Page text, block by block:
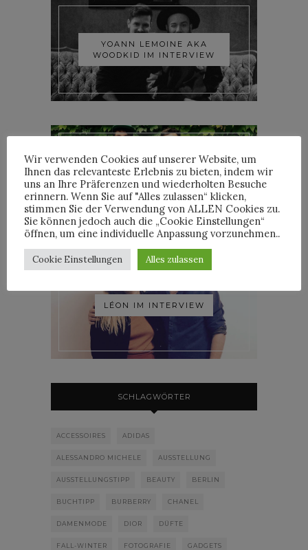
YOANN LEMOINE AKA
WOODKID IM INTERVIEW
ROOSEVELT IM INTERVIEW
LÉON IM INTERVIEW
SCHLAGWÖRTER
ACCESSOIRES ADIDAS
ALESSANDRO MICHELE AUSSTELLUNG
AUSSTELLUNGSTIPP BEAUTY BERLIN
BUCHTIPP BURBERRY CHANEL
DAMENMODE DIOR DÜFTE
FALL-WINTER FOTOGRAFIE GADGETS
Wir verwenden Cookies auf unserer Website, um
Ihnen das relevanteste Erlebnis zu bieten, indem wir
uns an Ihre Präferenzen und wiederholten Besuche
erinnern. Wenn Sie auf "Alles zulassen“ klicken,
stimmen Sie der Verwendung von ALLEN Cookies zu.
Sie können jedoch auch die „Cookie Einstellungen“
öffnen, um eine individuelle Anpassung vorzunehmen..
Cookie Einstellungen Alles zulassen